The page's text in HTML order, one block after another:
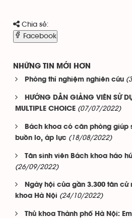
Chia sẻ:
Facebook
NHỮNG TIN MỚI HƠN
Phòng thí nghiệm nghiên cứu
HƯỚNG DẪN GIẢNG VIÊN SỬ
MULTIPLE CHOICE (07/07/2022)
Bách khoa có căn phòng giúp
buồn lo, áp lực (18/08/2022)
Tân sinh viên Bách khoa háo
(26/09/2022)
Ngày hội của gần 3.300 tân cử
khoa Hà Nội (24/10/2022)
Thủ khoa Thành phố Hà Nội: